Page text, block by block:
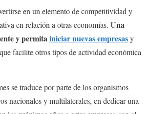
en un elemento de competitividad y
en relación a otras economías. Una
y permitainiciar nuevas empresasy
facilite otros tipos de actividad económica
se traduce por parte de los organismos
nacionales y multilaterales, en dedicar una